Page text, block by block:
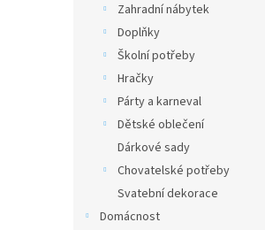
Zahradní nábytek
Doplňky
Školní potřeby
Hračky
Párty a karneval
Dětské oblečení
Dárkové sady
Chovatelské potřeby
Svatební dekorace
Domácnost